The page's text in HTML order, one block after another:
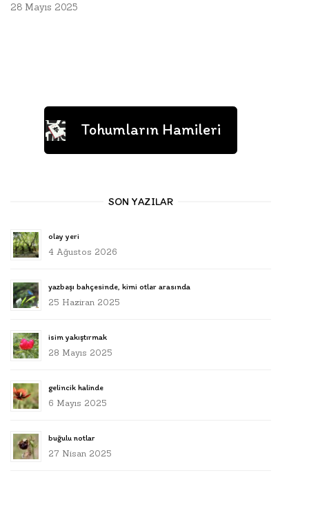
28 Mayıs 2025
Tohumların Hamileri
SON YAZILAR
olay yeri
4 Ağustos 2026
yazbaşı bahçesinde, kimi otlar arasında
25 Haziran 2025
isim yakıştırmak
28 Mayıs 2025
gelincik halinde
6 Mayıs 2025
buğulu notlar
27 Nisan 2025